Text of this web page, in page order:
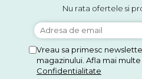
Nu rata ofertele si
Vreau sa primesc
magazinului. Afla mai multe
Confidentialitate